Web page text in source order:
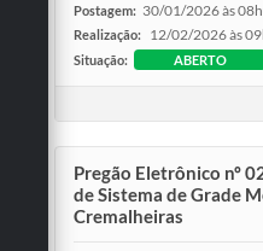
Postagem: 30/01/2026 às
Realização: 12/02/2026 às
Situação: ABERTO
Pregão Eletrônico nº
de Sistema de Grade
Cremalheiras